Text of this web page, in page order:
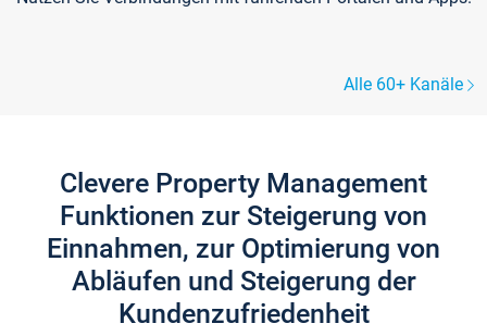
Alle 60+ Kanäle
Clevere Property Management
Funktionen zur Steigerung von
Einnahmen, zur Optimierung von
Abläufen und Steigerung der
Kundenzufriedenheit